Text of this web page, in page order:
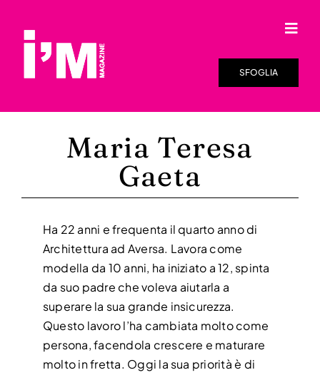
contenuto
I’M ONLINE
RASSEGNA STAMPA
VIDEO
CONTATTI
SFOGLIA
Maria Teresa
Gaeta
Ha 22 anni e frequenta il quarto anno di
Architettura ad Aversa. Lavora come
modella da 10 anni, ha iniziato a 12, spinta
da suo padre che voleva aiutarla a
superare la sua grande insicurezza.
Questo lavoro l’ha cambiata molto come
persona, facendola crescere e maturare
molto in fretta. Oggi la sua priorità è di